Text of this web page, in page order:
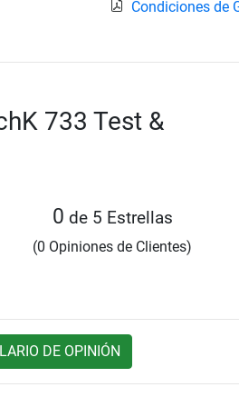
Condiciones de
733 Test &
0 de 5 Estrellas
(0 Opiniones de Clientes)
DE OPINIÓN